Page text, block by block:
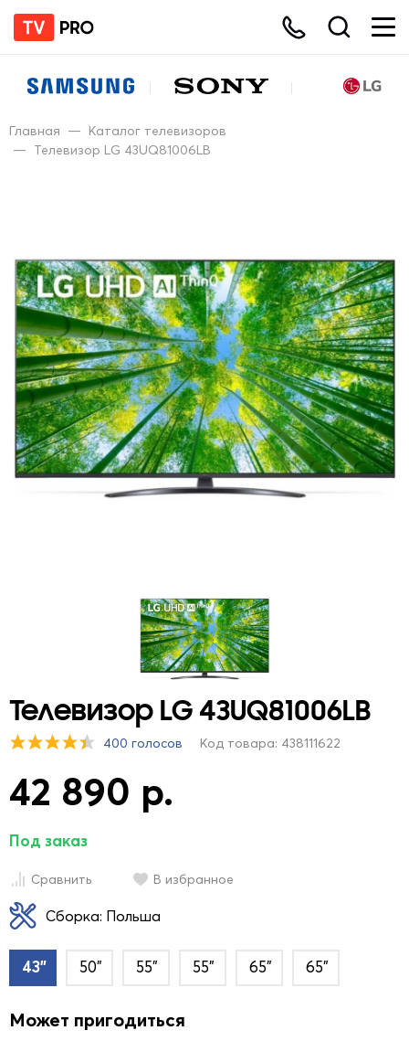
Главная — Каталог телевизоров
— Телевизор LG 43UQ81006LB
Телевизор LG 43UQ81006LB
400 голосов Код товара: 438111622
42 890 р.
Под заказ
Сравнить В избранное
Сборка: Польша
43" 50" 55" 55" 65" 65"
Может пригодиться